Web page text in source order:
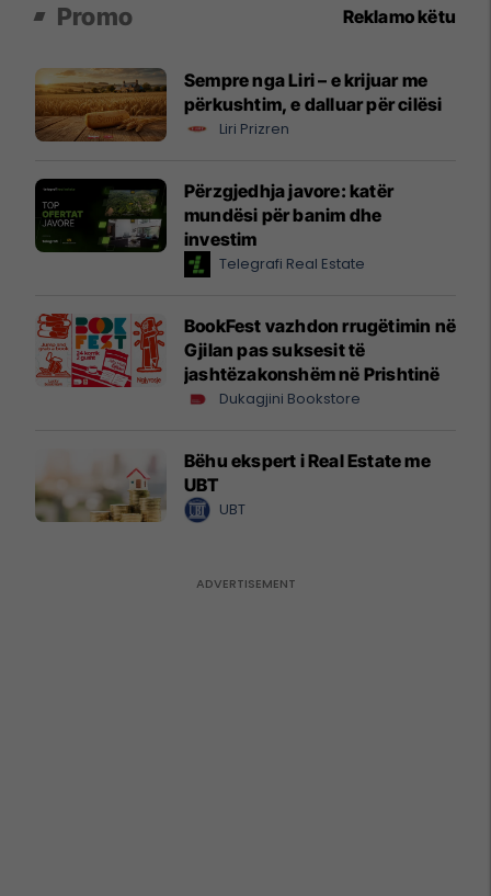
Promo Reklamo këtu
Sempre nga Liri – e krijuar me
përkushtim, e dalluar për cilësi
Liri Prizren
Përzgjedhja javore: katër
mundësi për banim dhe
investim
Telegrafi Real Estate
BookFest vazhdon rrugëtimin në
Gjilan pas suksesit të
jashtëzakonshëm në Prishtinë
Dukagjini Bookstore
Bëhu ekspert i Real Estate me
UBT
UBT